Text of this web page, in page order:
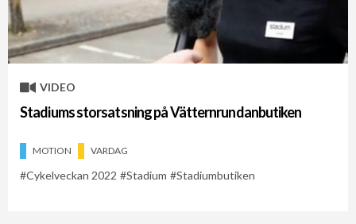
VIDEO
Stadiums storsatsning på Vätternrundanbutiken
MOTION VARDAG
Cykelveckan 2022 Stadium Stadiumbutiken